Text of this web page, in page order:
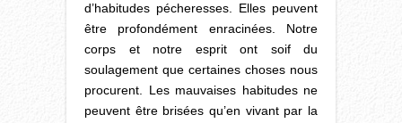
d’habitudes pécheresses. Elles peuvent
être profondément enracinées. Notre
corps et notre esprit ont soif du
soulagement que certaines choses nous
procurent. Les mauvaises habitudes ne
peuvent être brisées qu’en vivant par la